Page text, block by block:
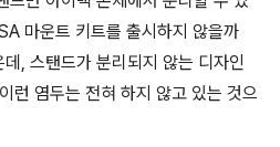
마운트 키트를 출시하지 않을까
, 스탠드가 분리되지 않는 디자인
런 염두는 전혀 하지 않고 있는 것으